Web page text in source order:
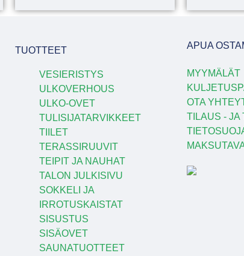
TUOTTEET
VESIERISTYS
ULKOVERHOUS
ULKO-OVET
TULISIJATARVIKKEET
TIILET
TERASSIRUUVIT
TEIPIT JA NAUHAT
TALON JULKISIVU
SOKKELI JA
IRROTUSKAISTAT
SISUSTUS
SISÄOVET
SAUNATUOTTEET
APUA
MYYMÄLÄT
OTA
TILAUS - JA